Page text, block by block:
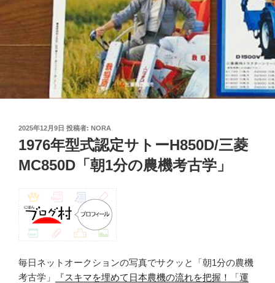
投
稿
日:
2025年12月9日 投稿者: NORA
1976年型式認定サトーH850D/三菱
MC850D「朝1分の農機考古学」
毎日ネットオークションの写真でサクッと「朝1分の農機
考古学」
『スキマを埋めて日本農機の流れを把握！「運